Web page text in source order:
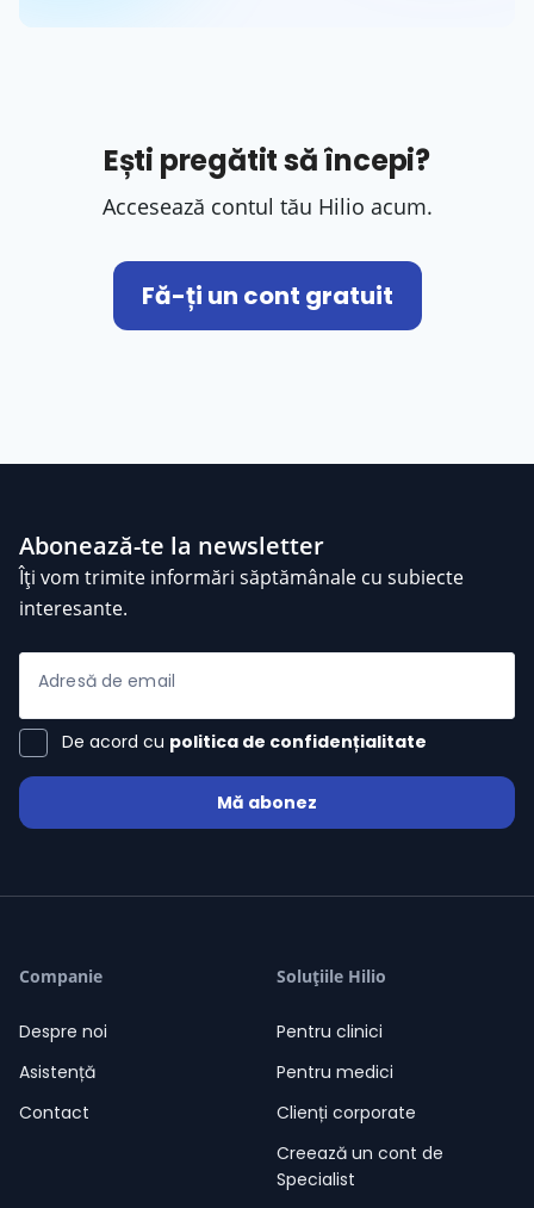
Ești pregătit să începi?
Accesează contul tău Hilio acum.
Fă-ți un cont gratuit
Abonează-te la newsletter
Îți vom trimite informări săptămânale cu subiecte
interesante.
Adresă de email
De acord cu politica de confidențialitate
Mă abonez
Companie
Despre noi
Asistență
Contact
Soluțiile Hilio
Pentru clinici
Pentru medici
Clienți corporate
Creează un cont de
Specialist